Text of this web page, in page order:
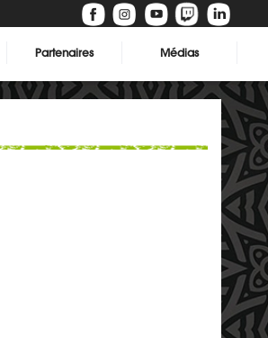
Partenaires Médias